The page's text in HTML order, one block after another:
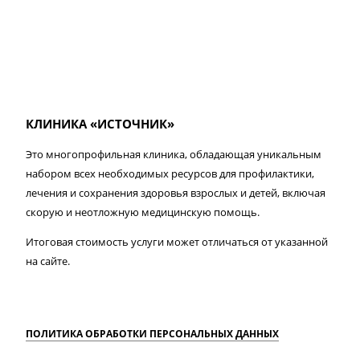
КЛИНИКА «ИСТОЧНИК»
Это многопрофильная клиника, обладающая уникальным
набором всех необходимых ресурсов для профилактики,
лечения и сохранения здоровья взрослых и детей, включая
скорую и неотложную медицинскую помощь.
Итоговая стоимость услуги может отличаться от указанной
на сайте.
ПОЛИТИКА ОБРАБОТКИ ПЕРСОНАЛЬНЫХ ДАННЫХ